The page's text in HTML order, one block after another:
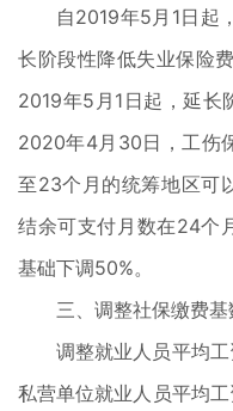
自2019年5月1日起
长阶段性降低失业保险
2019年5月1日起，延长
2020年4月30日，工伤
至23个月的统筹地区可
结余可支付月数在24个
基础下调50%。
三、调整社保缴费
调整就业人员平均
私营单位就业人员平均